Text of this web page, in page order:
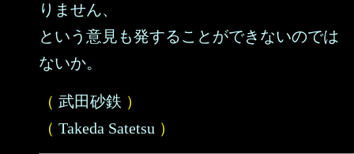
りません、
という意見も発することができないのでは
ないか。
（ 武田砂鉄 ）
（ Takeda Satetsu ）